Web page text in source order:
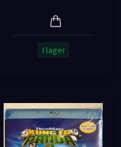
I lager